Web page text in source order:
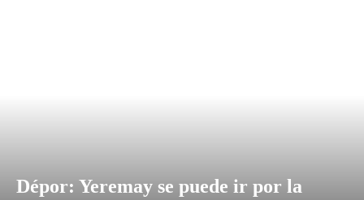
Dépor: Yeremay se puede ir por la